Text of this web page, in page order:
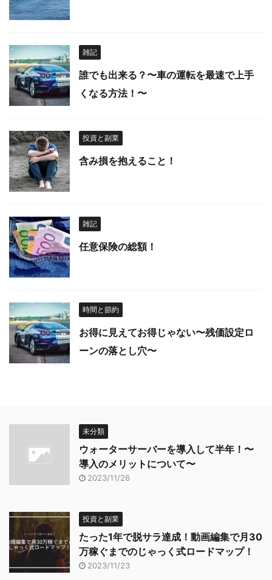
雑記
誰でも出来る？〜車の運転を最速で上手
くなる方法！〜
投資と副業
含み損を抱えること！
雑記
任意保険の総額！
時間と節約
お得に見えてお得じゃない〜残価設定ロ
ーンの落とし穴〜
未分類
ウォーターサーバーを導入して半年！〜
導入のメリットについて〜
2023/11/26
投資と副業
たった1年で脱サラ達成！動画編集で月30
万稼ぐまでのじゃっく式ロードマップ！
2023/11/23